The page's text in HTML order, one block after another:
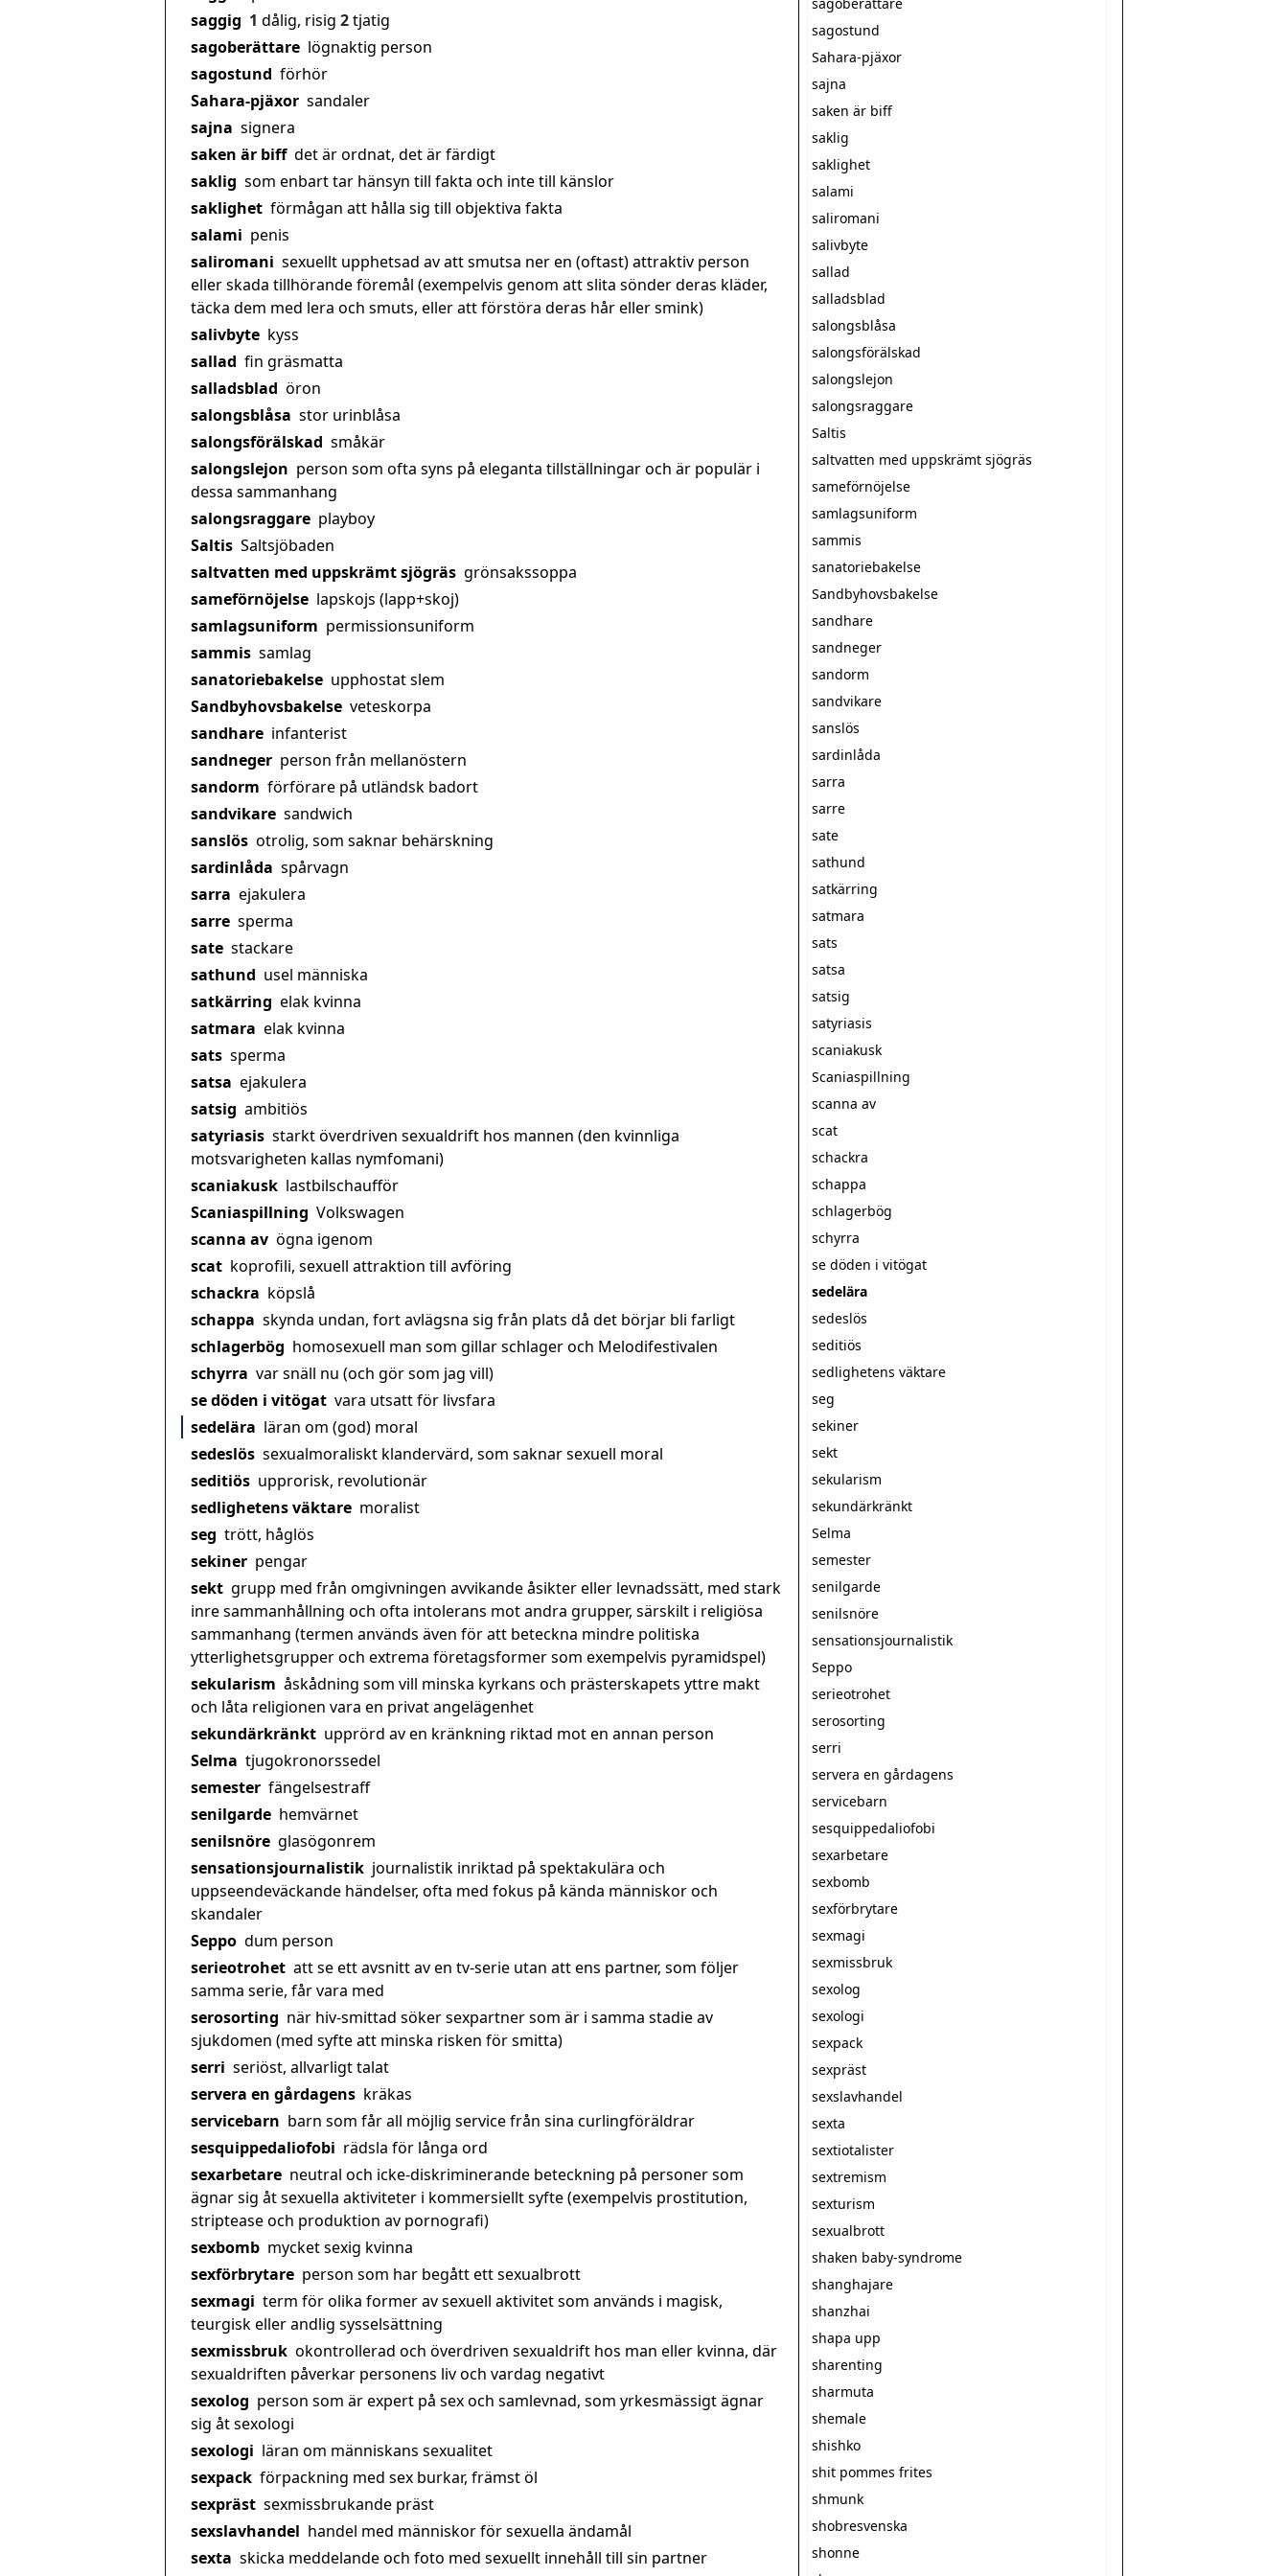
saggig 1 dålig, risig 2tjatig
sagoberättare lögnaktig person
sagostund förhör
Sahara-pjäxor sandaler
sajna signera
saken är biff det är ordnat, det är färdigt
saklig som enbart tar hänsyn till fakta och inte till känslor
saklighet förmågan att hålla sig till objektiva fakta
salami penis
saliromani sexuellt upphetsad av att smutsa ner en (oftast) attraktiv person
eller skada tillhörande föremål (exempelvis genom att slita sönder deras kläder,
täcka dem med lera och smuts, eller att förstöra deras hår eller smink)
salivbyte kyss
sallad fin gräsmatta
salladsblad öron
salongsblåsa stor urinblåsa
salongsförälskad småkär
salongslejon person som ofta syns på eleganta tillställningar och är populär i
dessa sammanhang
salongsraggare playboy
Saltis Saltsjöbaden
saltvatten med uppskrämt sjögräs grönsakssoppa
sameförnöjelse lapskojs (lapp+skoj)
samlagsuniform permissionsuniform
sammis samlag
sanatoriebakelse upphostat slem
Sandbyhovsbakelse veteskorpa
sandhare infanterist
sandneger person från mellanöstern
sandorm förförare på utländsk badort
sandvikare sandwich
sanslös otrolig, som saknar behärskning
sardinlåda spårvagn
sarra ejakulera
sarre sperma
sate stackare
sathund usel människa
satkärring elak kvinna
satmara elak kvinna
sats sperma
satsa ejakulera
satsig ambitiös
satyriasis starkt överdriven sexualdrift hos mannen (den kvinnliga
motsvarigheten kallas nymfomani)
scaniakusk lastbilschaufför
Scaniaspillning Volkswagen
scanna av ögna igenom
scat koprofili, sexuell attraktion till avföring
schackra köpslå
schappa skynda undan, fort avlägsna sig från plats då det börjar bli farligt
schlagerbög homosexuell man som gillar schlager och Melodifestivalen
schyrra var snäll nu (och gör som jag vill)
se döden i vitögat vara utsatt för livsfara
sedelära läran om (god) moral
sedeslös sexualmoraliskt klandervärd, som saknar sexuell moral
seditiös upprorisk, revolutionär
sedlighetens väktare moralist
seg trött, håglös
sekiner pengar
sekt grupp med från omgivningen avvikande åsikter eller levnadssätt, med stark
inre sammanhållning och ofta intolerans mot andra grupper, särskilt i religiösa
sammanhang (termen används även för att beteckna mindre politiska
ytterlighetsgrupper och extrema företagsformer som exempelvis pyramidspel)
sekularism åskådning som vill minska kyrkans och prästerskapets yttre makt
och låta religionen vara en privat angelägenhet
sekundärkränkt upprörd av en kränkning riktad mot en annan person
Selma tjugokronorssedel
semester fängelsestraff
senilgarde hemvärnet
senilsnöre glasögonrem
sensationsjournalistik journalistik inriktad på spektakulära och
uppseendeväckande händelser, ofta med fokus på kända människor och
skandaler
Seppo dum person
serieotrohet att se ett avsnitt av en tv-serie utan att ens partner, som följer
samma serie, får vara med
serosorting när hiv-smittad söker sexpartner som är i samma stadie av
sjukdomen (med syfte att minska risken för smitta)
serri seriöst, allvarligt talat
servera en gårdagens kräkas
servicebarn barn som får all möjlig service från sina curlingföräldrar
sesquippedaliofobi rädsla för långa ord
sexarbetare neutral och icke-diskriminerande beteckning på personer som
ägnar sig åt sexuella aktiviteter i kommersiellt syfte (exempelvis prostitution,
striptease och produktion av pornografi)
sexbomb mycket sexig kvinna
sexförbrytare person som har begått ett sexualbrott
sexmagi term för olika former av sexuell aktivitet som används i magisk,
teurgisk eller andlig sysselsättning
sexmissbruk okontrollerad och överdriven sexualdrift hos man eller kvinna, där
sexualdriften påverkar personens liv och vardag negativt
sexolog person som är expert på sex och samlevnad, som yrkesmässigt ägnar
sig åt sexologi
sexologi läran om människans sexualitet
sexpack förpackning med sex burkar, främst öl
sexpräst sexmissbrukande präst
sexslavhandel handel med människor för sexuella ändamål
sexta skicka meddelande och foto med sexuellt innehåll till sin partner
sagostund
Sahara-pjäxor
sajna
saken är biff
saklig
saklighet
salami
saliromani
salivbyte
sallad
salladsblad
salongsblåsa
salongsförälskad
salongslejon
salongsraggare
Saltis
saltvatten med uppskrämt sjögräs
sameförnöjelse
samlagsuniform
sammis
sanatoriebakelse
Sandbyhovsbakelse
sandhare
sandneger
sandorm
sandvikare
sanslös
sardinlåda
sarra
sarre
sate
sathund
satkärring
satmara
sats
satsa
satsig
satyriasis
scaniakusk
Scaniaspillning
scanna av
scat
schackra
schappa
schlagerbög
schyrra
se döden i vitögat
sedelära
sedeslös
seditiös
sedlighetens väktare
seg
sekiner
sekt
sekularism
sekundärkränkt
Selma
semester
senilgarde
senilsnöre
sensationsjournalistik
Seppo
serieotrohet
serosorting
serri
servera en gårdagens
servicebarn
sesquippedaliofobi
sexarbetare
sexbomb
sexförbrytare
sexmagi
sexmissbruk
sexolog
sexologi
sexpack
sexpräst
sexslavhandel
sexta
sextiotalister
sextremism
sexturism
sexualbrott
shaken baby-syndrome
shanghajare
shanzhai
shapa upp
sharenting
sharmuta
shemale
shishko
shit pommes frites
shmunk
shobresvenska
shonne